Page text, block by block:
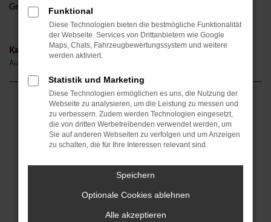
Gebrauchten. Alles aus einer Hand.
Kategorie
Audi Q8 Gebrauchtwagen Berlin
Fehler: Network Error
Beim Laden ist ein Fehler aufgetreten.
Hier sind ein paar Tipps, die dir helfen können:
Überprüfe deine Firewall und deine
Laden andere Webseiten, zum Beispiel deine
Funktional
Diese Technologien bieten die bestmögliche Funktionalität
der Webseite. Services von Drittanbietern wie Google
Maps, Chats, Fahrzeugbewertungssystem und weitere
werden aktiviert.
Statistik und Marketing
Diese Technologien ermöglichen es uns, die Nutzung der
Webseite zu analysieren, um die Leistung zu messen und
zu verbessern. Zudem werden Technologien eingesetzt,
die von dritten Werbetreibenden verwendet werden, um
Sie auf anderen Webseiten zu verfolgen und um Anzeigen
zu schalten, die für Ihre Interessen relevant sind.
Speichern
Optionale Cookies ablehnen
Alle akzeptieren